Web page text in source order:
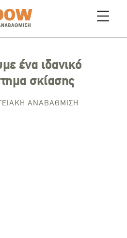
ένα ιδανικό
σκίασης
ΑΝΑΒΆΘΜΙΣΗ